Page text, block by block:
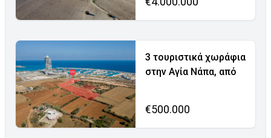
3 τουριστικά χωράφια
στην Αγία Νάπα, από
€500.000